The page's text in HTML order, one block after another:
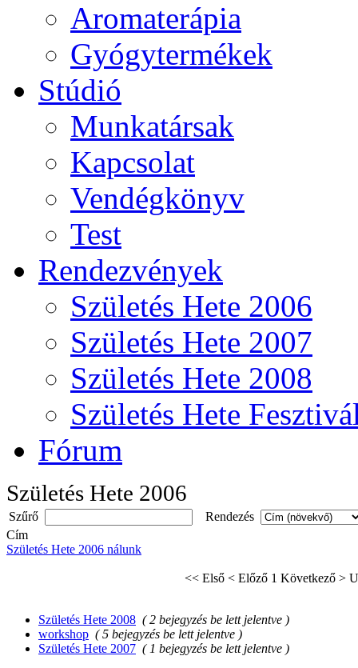
Aromaterápia
Gyógytermékek
Stúdió
Munkatársak
Kapcsolat
Vendégkönyv
Test
Rendezvények
Születés Hete 2006
Születés Hete 2007
Születés Hete 2008
Születés Hete
Fórum
Születés Hete 2006
Szűrő
Rendezés
Cím
Születés Hete 2006 nálunk
<< Első < Előző 1 Következő >
Születés Hete 2008 ( 2 bejegyzés be lett jelentve )
workshop ( 5 bejegyzés be lett jelentve )
Születés Hete 2007 ( 1 bejegyzés be lett jelentve )